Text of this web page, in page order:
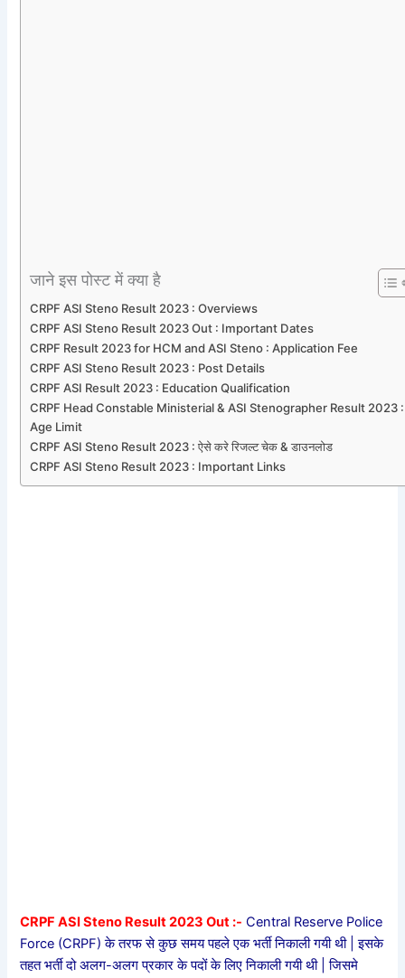
जाने इस पोस्ट में क्या है
CRPF ASI Steno Result 2023 : Overviews
CRPF ASI Steno Result 2023 Out : Important Dates
CRPF Result 2023 for HCM and ASI Steno : Application Fee
CRPF ASI Steno Result 2023 : Post Details
CRPF ASI Result 2023 : Education Qualification
CRPF Head Constable Ministerial & ASI Stenographer Result 2023 :
Age Limit
CRPF ASI Steno Result 2023 : ऐसे करे रिजल्ट चेक & डाउनलोड
CRPF ASI Steno Result 2023 : Important Links
CRPF ASI Steno Result 2023 Out :- Central Reserve Police
Force (CRPF) के तरफ से कुछ समय पहले एक भर्ती निकाली गयी थी | इसके
तहत भर्ती दो अलग-अलग प्रकार के पदों के लिए निकाली गयी थी | जिसमे